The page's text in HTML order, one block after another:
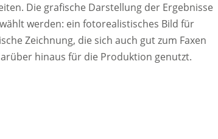
Die grafische Darstellung der Ergebnisse
werden: ein fotorealistisches Bild für
Zeichnung, die sich auch gut zum Faxen
hinaus für die Produktion genutzt.